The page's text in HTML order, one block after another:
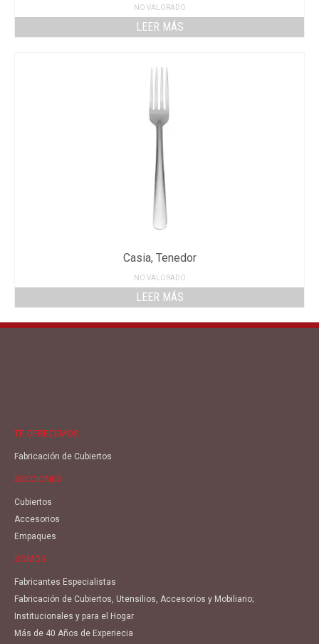
NO VALORADO
LEER MÁS
Casia, Tenedor
NO VALORADO
LEER MÁS
TE OFRECEMOS
Fabricación de Cubiertos
SECCIONES
Cubiertos
Accesorios
Empaques
SOMOS
Fabricantes Especialistas
Fabricación de Cubiertos, Utensilios, Accesorios y Mobiliario;
Institucionales y para el Hogar
Más de 40 Años de Experiecia